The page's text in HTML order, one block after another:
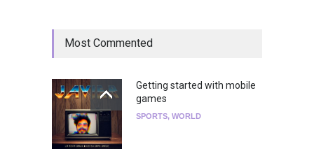
Most Commented
Getting started with mobile
games
SPORTS, WORLD